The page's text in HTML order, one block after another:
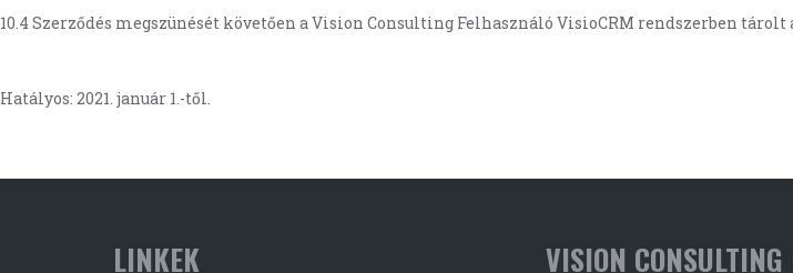
10.4 Szerződés megszünését követően a Vision Consulting Felhasználó VisioCRM rendszerben
Hatályos: 2021. január 1.-től.
LINKEK VISION CONSULTING